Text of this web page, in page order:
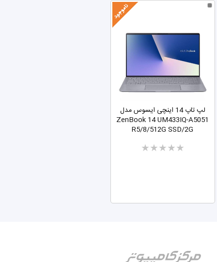
لوازم جانبی لپ تاپ
لپ تاپ 14 اینچی ایسوس مدل
ZenBook 14 UM433IQ-A5051
R5/8/512G SSD/2G
Two